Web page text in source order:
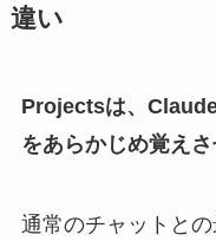
違い
Projectsは、
をあらかじめ覚えさ
通常のチャットとの